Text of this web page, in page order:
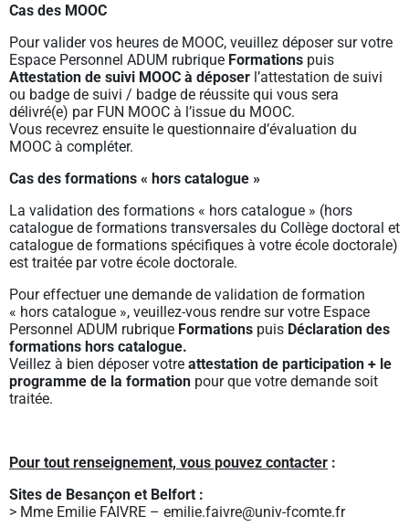
Cas des MOOC
Pour valider vos heures de MOOC, veuillez déposer sur votre
Espace Personnel ADUM rubrique Formations puis
Attestation de suivi MOOC à déposer l’attestation de suivi
ou badge de suivi / badge de réussite qui vous sera
délivré(e) par FUN MOOC à l’issue du MOOC.
Vous recevrez ensuite le questionnaire d’évaluation du
MOOC à compléter.
Cas des formations « hors catalogue »
La validation des formations « hors catalogue » (hors
catalogue de formations transversales du Collège doctoral et
catalogue de formations spécifiques à votre école doctorale)
est traitée par votre école doctorale.
Pour effectuer une demande de validation de formation
« hors catalogue », veuillez-vous rendre sur votre Espace
Personnel ADUM rubrique Formations puis Déclaration des
formations hors catalogue.
Veillez à bien déposer votre attestation de participation + le
programme de la formation pour que votre demande soit
traitée.
Pour tout renseignement, vous pouvez contacter :
Sites de Besançon et Belfort :
> Mme Emilie FAIVRE – emilie.faivre@univ-fcomte.fr